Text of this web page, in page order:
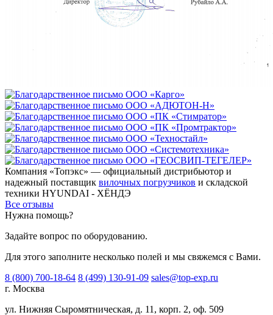
Компания «Топэкс» — официальный дистрибьютор и
надежный поставщик вилочных погрузчиков и складской
техники HYUNDAI - ХЁНДЭ
Все отзывы
Нужна помощь?
Задайте вопрос по оборудованию.
Для этого заполните несколько полей и мы свяжемся с Вами.
8 (800) 700-18-64 8 (499) 130-91-09 sales@top-exp.ru
г. Москва
ул. Нижняя Сыромятническая, д. 11, корп. 2, оф. 509